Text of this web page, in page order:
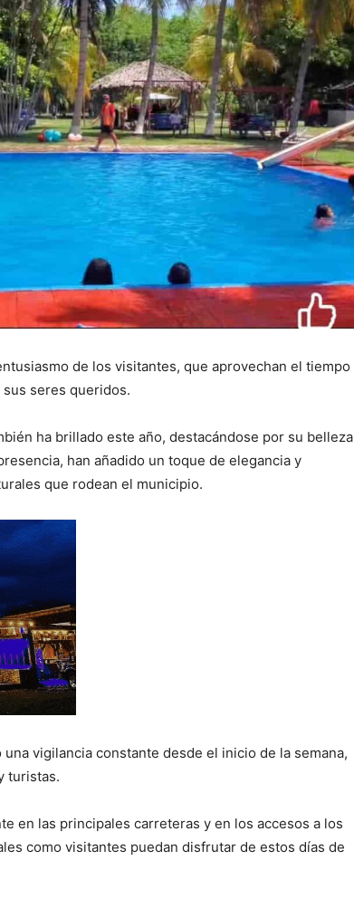
de los visitantes, que aprovechan el tiempo
seres queridos.
ha brillado este año, destacándose por su belleza
han añadido un toque de elegancia y
que rodean el municipio.
vigilancia constante desde el inicio de la semana,
turistas.
en las principales carreteras y en los accesos a los
como visitantes puedan disfrutar de estos días de